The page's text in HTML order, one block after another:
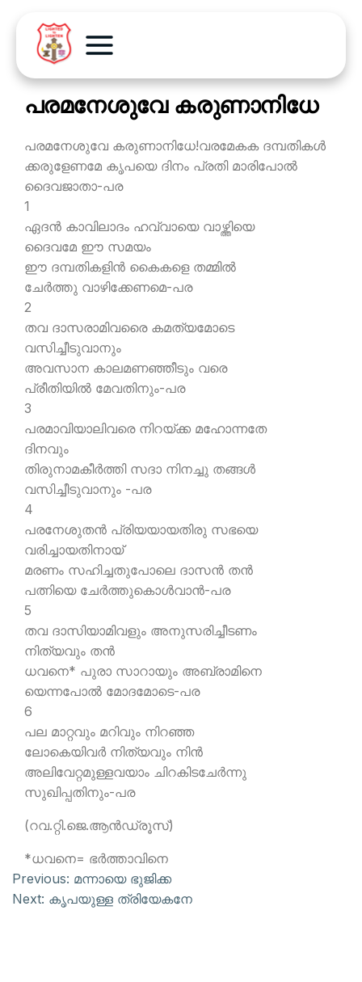
പരമനേശുവേ കരുണാനിധേ
പരമനേശുവേ കരുണാനിധേ!വരമേകക ദമ്പതികള്‍
ക്കരുളേണമേ കൃപയെ ദിനം പ്രതി മാരിപോല്‍
ദൈവജാതാ-പര
1
ഏദന്‍ കാവിലാദം ഹവ്വായെ വാഴ്ത്തിയെ
ദൈവമേ ഈ സമയം
ഈ ദമ്പതികളിന്‍ കൈകളെ തമ്മില്‍
ചേര്‍ത്തു വാഴിക്കേണമെ-പര
2
തവ ദാസരാമിവരൈ കമത്യമോടെ
വസിച്ചീടുവാനും
അവസാന കാലമണഞ്ഞീടും വരെ
പ്രീതിയില്‍ മേവതിനും-പര
3
പരമാവിയാലിവരെ നിറയ്ക്ക മഹോന്നതേ
ദിനവും
തിരുനാമകീര്‍ത്തി സദാ നിനച്ചു തങ്ങള്‍
വസിച്ചീടുവാനും -പര
4
പരനേശുതന്‍ പ്രിയയായതിരു സഭയെ
വരിച്ചായതിനായ്
മരണം സഹിച്ചതുപോലെ ദാസന്‍ തന്‍
പത്നിയെ ചേര്‍ത്തുകൊള്‍വാന്‍-പര
5
തവ ദാസിയാമിവളും അനുസരിച്ചീടണം
നിത്യവും തന്‍
ധവനെ* പുരാ സാറായും അബ്രാമിനെ
യെന്നപോല്‍ മോദമോടെ-പര
6
പല മാറ്റവും മറിവും നിറഞ്ഞ
ലോകെയിവര്‍ നിത്യവും നിന്‍
അലിവേറ്റമുള്ളവയാം ചിറകിടചേര്‍ന്നു
സുഖിപ്പതിനും-പര
(റവ.റ്റി.ജെ.ആന്‍ഡ്രൂസ്)
*ധവനെ= ഭര്‍ത്താവിനെ
Previous: മന്നായെ ഭുജിക്ക
Next: കൃപയുള്ള ത്രിയേകനേ